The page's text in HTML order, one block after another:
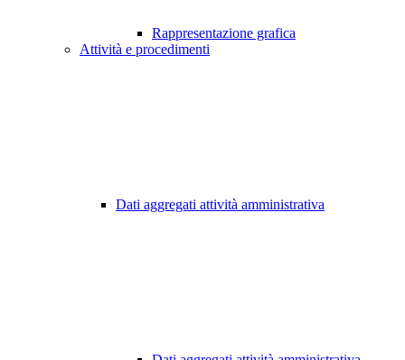
Rappresentazione grafica
Attività e procedimenti
Dati aggregati attività amministrativa